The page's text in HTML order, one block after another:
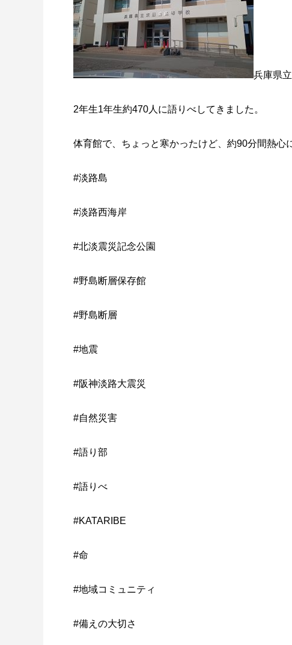
兵庫県
2年生1年生約470人に語りべしてきました。
体育館で、ちょっと寒かったけど、約90分間熱心
#淡路島
#淡路西海岸
#北淡震災記念公園
#野島断層保存館
#野島断層
#地震
#阪神淡路大震災
#自然災害
#語り部
#語りべ
#KATARIBE
#命
#地域コミュニティ
#備えの大切さ